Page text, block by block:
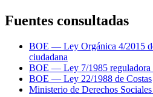
Fuentes consultadas
BOE — Ley Orgánica 4/2015
ciudadana
BOE — Ley 7/1985 reguladora
BOE — Ley 22/1988 de Costas
Ministerio de Derechos